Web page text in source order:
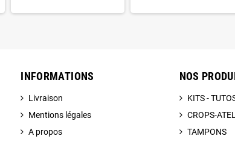
INFORMATIONS
Livraison
Mentions légales
A propos
NOS
KITS -
CROPS-
TAMPONS